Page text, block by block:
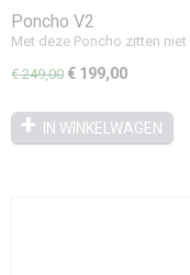
Poncho V2
Met deze Poncho zitten
€ 249,00 € 199,00
IN WINKELWAGEN